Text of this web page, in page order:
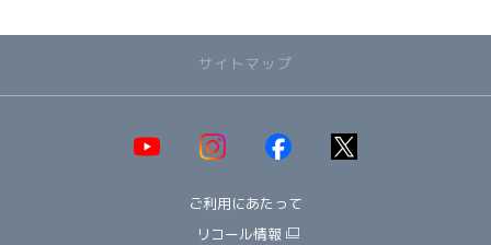
サイトマップ
ご利用にあたって
リコール情報